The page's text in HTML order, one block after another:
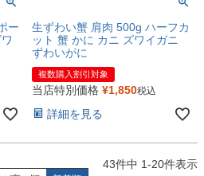
ー
生ずわい蟹 肩肉 500g ハーフカ
ット 蟹 かに カニ ズワイガニ
ずわいがに
複数購入割引対象
当店特別価格 ¥1,850税込
詳細を見る
43件中 1-20件表示